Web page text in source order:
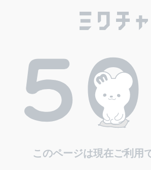
このページは現在ご利用